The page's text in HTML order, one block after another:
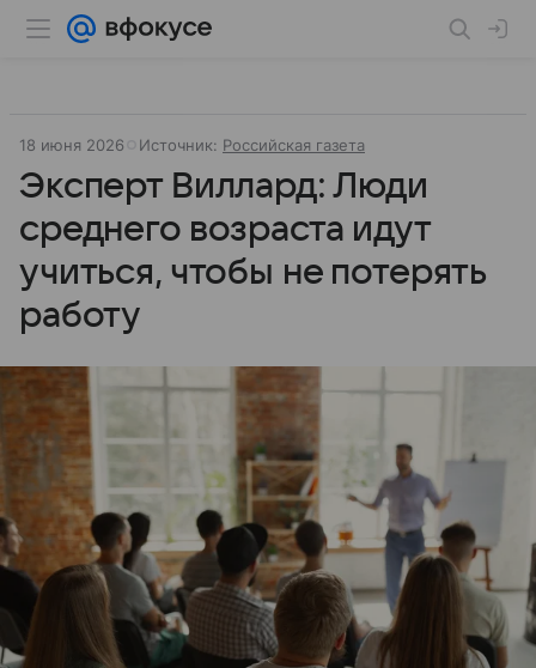
18 июня 2026 Источник: Российская газета
Эксперт Виллард: Люди
среднего возраста идут
учиться, чтобы не потерять
работу